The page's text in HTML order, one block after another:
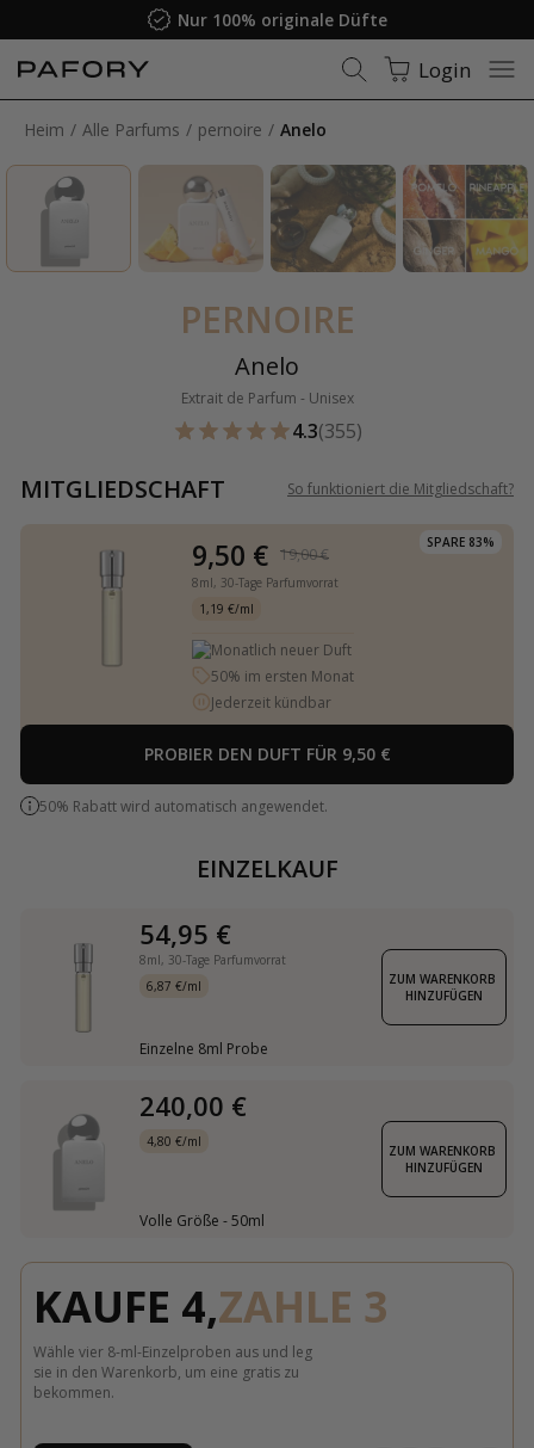
Nur 100% originale Düfte
Login
Heim Alle Parfums pernoire Anelo
PERNOIRE
Anelo
Extrait de Parfum - Unisex
4.3(355)
MITGLIEDSCHAFT So funktioniert die Mitgliedschaft?
SPARE 83%
9,50 € 19,00 €
8ml, 30-Tage Parfumvorrat
1,19 €/ml
Monatlich neuer Duft
50% im ersten Monat
Jederzeit kündbar
PROBIER DEN DUFT FÜR 9,50 €
50% Rabatt wird automatisch angewendet.
EINZELKAUF
54,95 €
8ml, 30-Tage Parfumvorrat
6,87 €/ml
Einzelne 8ml Probe
ZUM WARENKORB
HINZUFÜGEN
240,00 €
4,80 €/ml
Volle Größe - 50ml
ZUM WARENKORB
HINZUFÜGEN
KAUFE 4,ZAHLE 3
Wähle vier 8-ml-Einzelproben aus und leg
sie in den Warenkorb, um eine gratis zu
bekommen.